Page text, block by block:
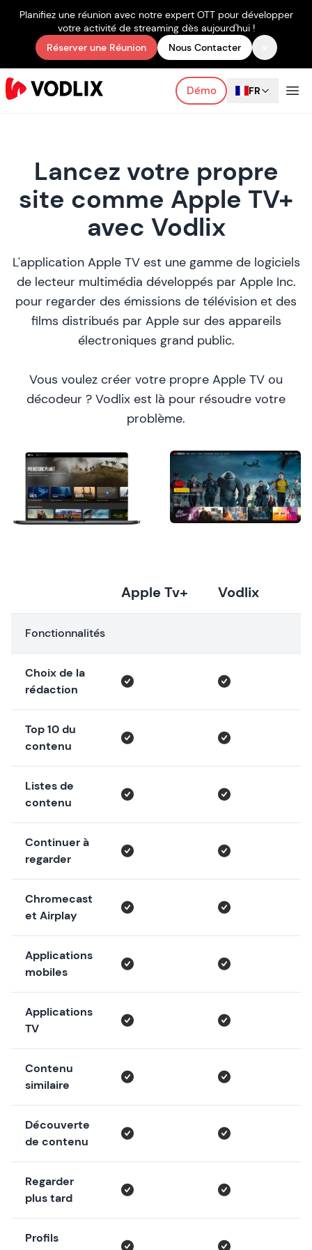
Planifiez une réunion avec notre expert OTT pour développer
votre activité de streaming dès aujourd'hui !
Réserver une Réunion
Nous Contacter
Démo FR
Lancez votre propre
site comme Apple TV+
avec Vodlix
L'application Apple TV est une gamme de logiciels
de lecteur multimédia développés par Apple Inc.
pour regarder des émissions de télévision et des
films distribués par Apple sur des appareils
électroniques grand public.
Vous voulez créer votre propre Apple TV ou
décodeur ? Vodlix est là pour résoudre votre
problème.
Apple Tv+ Vodlix
Fonctionnalités
Choix de la
rédaction
Top 10 du
contenu
Listes de
contenu
Continuer à
regarder
Chromecast
et Airplay
Applications
mobiles
Applications
TV
Contenu
similaire
Découverte
de contenu
Regarder
plus tard
Profils